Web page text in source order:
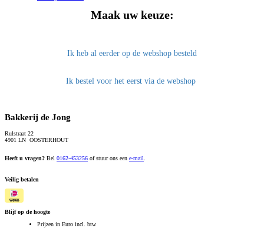
Maak uw keuze:
Ik heb al eerder op de webshop besteld
Ik bestel voor het eerst via de webshop
Bakkerij de Jong
Rulstraat 22
4901 LN OOSTERHOUT
Heeft u vragen? Bel 0162-453256 of stuur ons een e-mail
Veilig betalen
Blijf op de hoogte
Prijzen in Euro incl. btw